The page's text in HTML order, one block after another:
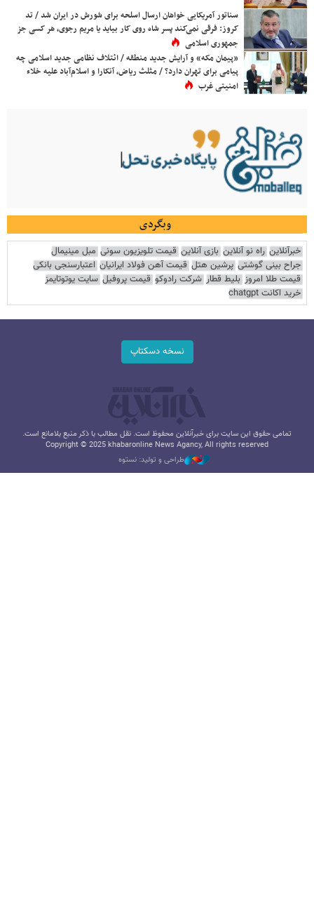
سناتور آمریکایی خواهان ارسال اسلحه برای شورش در ایران شد / تد
کروز: فرقی نمی‌کند پسر شاه روی کار بیاید یا مریم رجوی، هر کسی جز
جمهوری اسلامی
«پیمان مکه» و آرایش جدید منطقه / ائتلاف نظامی جدید اسلامی چه
پیامی برای تهران دارد؟ / مثلث ریاض، آنکارا و اسلام‌آباد علیه خلاء
امنیتی غرب
وبگردی
خبرآنلاین راه نو آنلاین بازی آنلاین قیمت تلویزیون سونی مبل مینیمال
جراح بینی گوشتی پرشین هتل قیمت آهن فولاد ایرانیان اعتبارسنجی بانکی
قیمت طلا امروز بلیط قطار شرکت رادوکو قیمت پروفیل سایت یوتوتایمز
خرید اکانت chatgpt
نسخه دسکتاپ
تمامی حقوق این سایت برای خبرآنلاین محفوظ است. نقل مطالب با ذکر منبع بلامانع است.
Copyright © 2025 khabaronline News Agancy, All rights reserved
طراحی و تولید: نستوه